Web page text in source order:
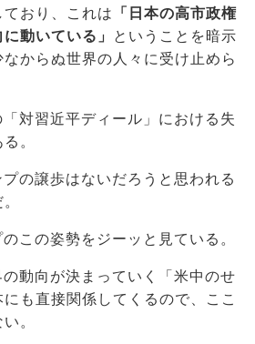
おり、これは 「日本の高市政権
動いている」
ということを暗示
からぬ世界の人々に受け止めら
対習近平ディール」における失
。
の譲歩はないだろうと思われる
この姿勢をジーッと見ている。
動向が決まっていく「米中のせ
も直接関係してくるので、ここ
。